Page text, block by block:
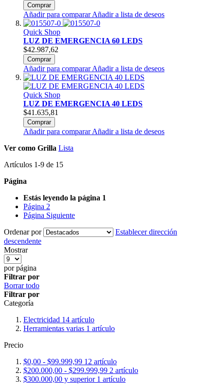
Comprar
Añadir para comparar Añadir a lista de deseos
Quick Shop
LUZ DE EMERGENCIA 60 LEDS
$42.987,62
Comprar
Añadir para comparar Añadir a lista de deseos
Quick Shop
LUZ DE EMERGENCIA 40 LEDS
$41.635,81
Comprar
Añadir para comparar Añadir a lista de deseos
Ver como Grilla Lista
Artículos 1-9 de 15
Página
Estás leyendo la página 1
Página 2
Página Siguiente
Ordenar por
Establecer dirección
descendente
Mostrar
por página
Filtrar por
Borrar todo
Filtrar por
Categoría
Electricidad 14 artículo
Herramientas varias 1 artículo
Precio
$0,00 - $99.999,99 12 artículo
$200.000,00 - $299.999,99 2 artículo
$300.000,00 y superior 1 artículo